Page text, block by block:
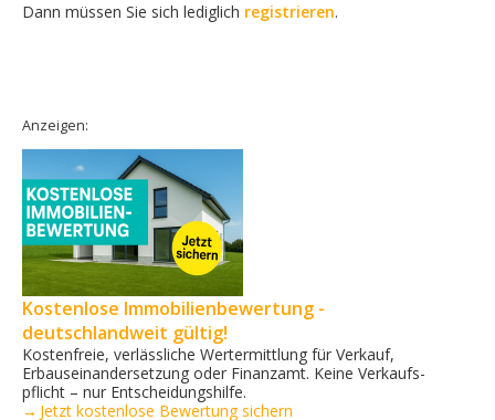
Dann müssen Sie sich lediglich registrieren.
Anzeigen:
Kostenlose Immobilienbewertung -
deutschlandweit gültig!
Kostenfreie, verlässliche Wertermittlung für Verkauf,
Erbauseinandersetzung oder Finanzamt. Keine Verkaufs­
pflicht – nur Entscheidungshilfe.
→ Jetzt kostenlose Bewertung sichern